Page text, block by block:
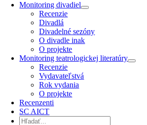
Monitoring divadiel
Recenzie
Divadlá
Divadelné sezóny
O divadle inak
O projekte
Monitoring teatrologickej literatúry
Recenzie
Vydavateľstvá
Rok vydania
O projekte
Recenzenti
SC AICT
Hľadať: